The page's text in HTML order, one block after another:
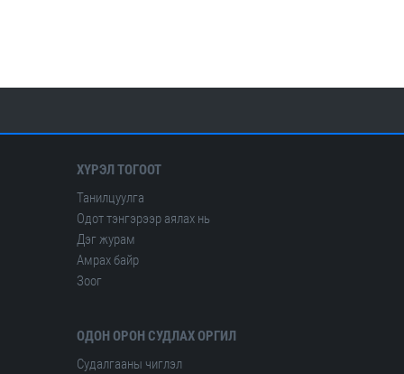
ХҮРЭЛ ТОГООТ
Танилцуулга
Одот тэнгэрээр аялах нь
Дэг журам
Амрах байр
Зоог
ОДОН ОРОН СУДЛАХ ОРГИЛ
Судалгааны чиглэл